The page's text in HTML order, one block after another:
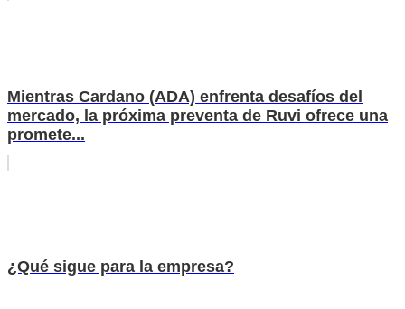
Mientras Cardano (ADA) enfrenta desafíos del
mercado, la próxima preventa de Ruvi ofrece una
promete...
¿Qué sigue para la empresa?